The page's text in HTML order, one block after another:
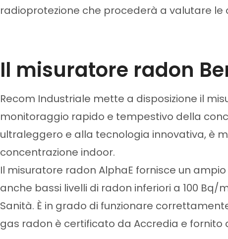
radioprotezione che procederà a valutare le
Il misuratore radon
Recom Industriale mette a disposizione il
monitoraggio rapido e tempestivo della
ultraleggero e alla tecnologia innovativa, è
concentrazione indoor.
Il misuratore radon AlphaE fornisce un
anche bassi livelli di radon inferiori a 100
Sanità. È in grado di funzionare
gas radon è certificato da Accredia e fornito